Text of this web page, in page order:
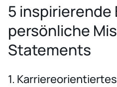
5 inspirierende
persönliche
Statements
1.